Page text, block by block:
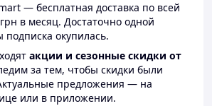
— бесплатная доставка по всей
в месяц. Достаточно одной
подписка окупилась.
акции и сезонные скидки от
за тем, чтобы скидки были
предложения — на
или в приложении.